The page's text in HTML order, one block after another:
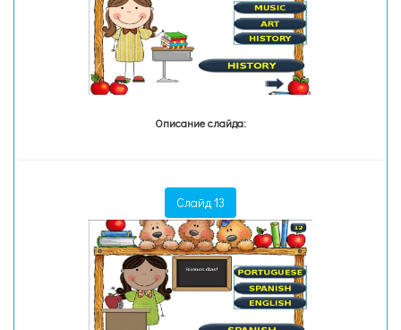
Описание слайда:
Слайд 13